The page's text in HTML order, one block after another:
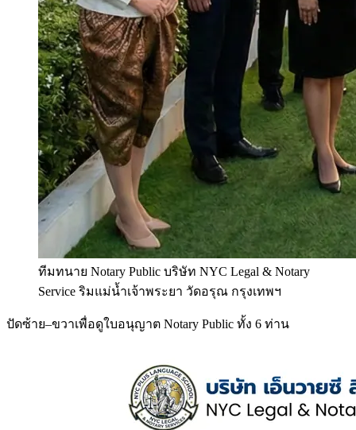
ทีมทนาย Notary Public บริษัท NYC Legal & Notary
Service ริมแม่น้ำเจ้าพระยา วัดอรุณ กรุงเทพฯ
ปัดซ้าย–ขวาเพื่อดูใบอนุญาต Notary Public ทั้ง 6 ท่าน